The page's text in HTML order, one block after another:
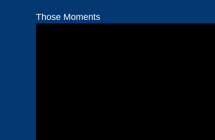
Those Moments